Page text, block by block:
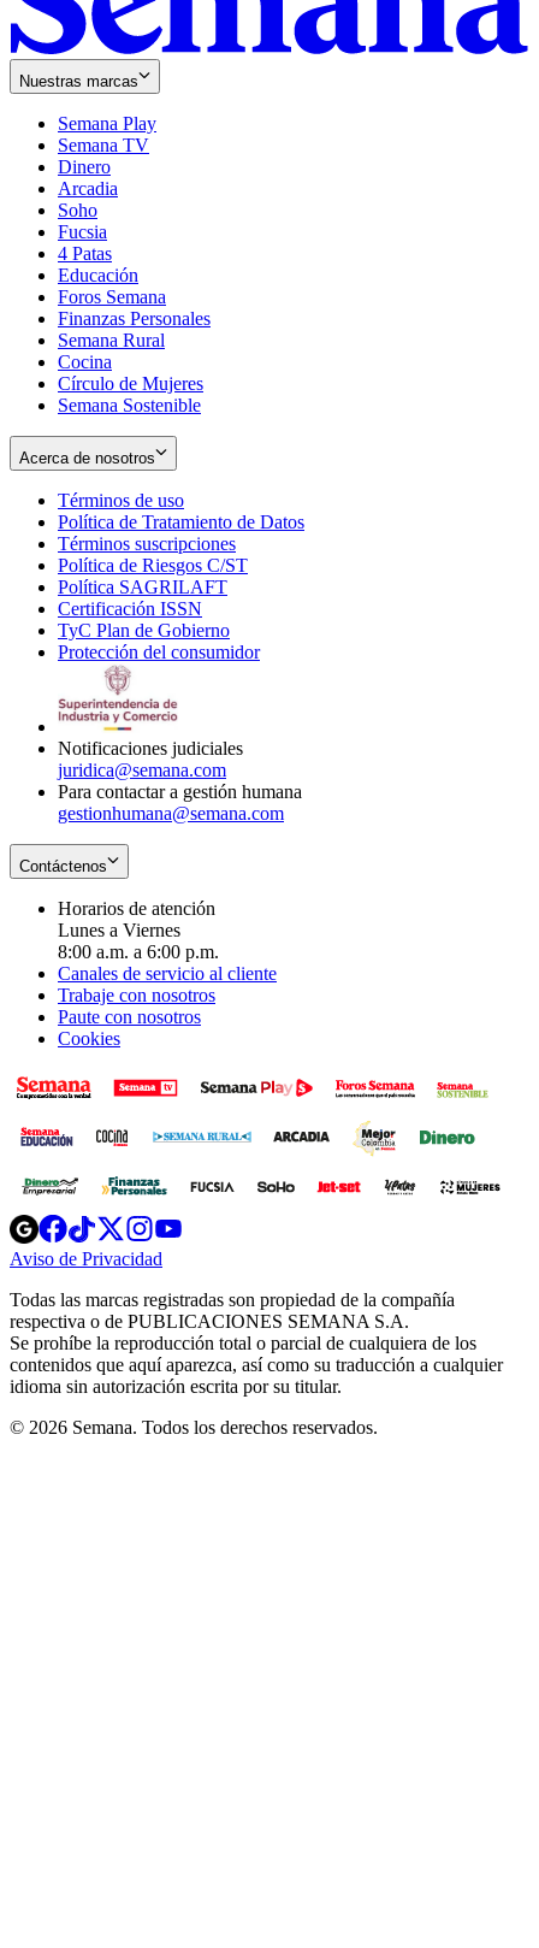
Nuestras marcas
Semana Play
Semana TV
Dinero
Arcadia
Soho
in
new
window
Fucsia
in
new
window
4 Patas
Educación
Foros Semana
Finanzas Personales
Semana Rural
Cocina
Círculo de Mujeres
Semana Sostenible
Acerca de nosotros
Términos de uso
in
new
window
Política de Tratamiento de Datos
Términos suscripciones
in
Política de Riesgos C/ST
Política SAGRILAFT
new
window
Certificación ISSN
in
new
TyC Plan de Gobierno
in
Protección del consumidorOpens
Notificaciones judiciales
juridica@semana.com
Para contactar a gestión humana
gestionhumana@semana.com
Contáctenos
Horarios de atención
Lunes a Viernes
8:00 a.m. a 6:00 p.m.
Canales de servicio al cliente
Trabaje con nosotros
Paute con nosotros
Cookies
Opens
in
new
Opens
in
new
Opens
in
new
window
Opens
new
windowwindow
Aviso de Privacidad
new
window
Todas las marcas registradas son propiedad de la compañía
respectiva o de PUBLICACIONES SEMANA S.A.
Se prohíbe la reproducción total o parcial de cualquiera de los
contenidos que aquí aparezca, así como su traducción a cualquier
idioma sin autorización escrita por su titular.
© 2026 Semana. Todos los derechos reservados.